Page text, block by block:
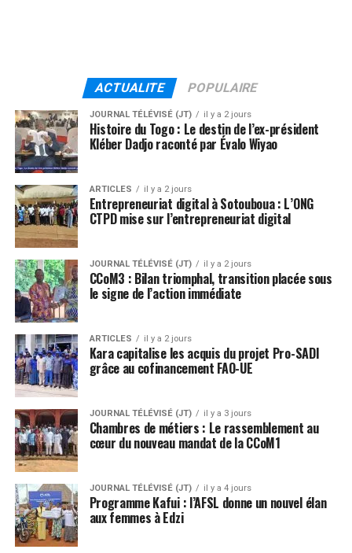
ACTUALITE POPULAIRE
JOURNAL TÉLÉVISÉ (JT) il y a 2 jours
Histoire du Togo : Le destin de l’ex-président
Kléber Dadjo raconté par Évalo Wiyao
ARTICLES il y a 2 jours
Entrepreneuriat digital à Sotouboua : L’ONG
CTPD mise sur l’entrepreneuriat digital
JOURNAL TÉLÉVISÉ (JT) il y a 2 jours
CCoM3 : Bilan triomphal, transition placée sous
le signe de l’action immédiate
ARTICLES il y a 2 jours
Kara capitalise les acquis du projet Pro-SADI
grâce au cofinancement FAO-UE
JOURNAL TÉLÉVISÉ (JT) il y a 3 jours
Chambres de métiers : Le rassemblement au
cœur du nouveau mandat de la CCoM1
JOURNAL TÉLÉVISÉ (JT) il y a 4 jours
Programme Kafui : l’AFSL donne un nouvel élan
aux femmes à Edzi